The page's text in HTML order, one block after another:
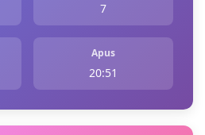
7
Apus
20:51